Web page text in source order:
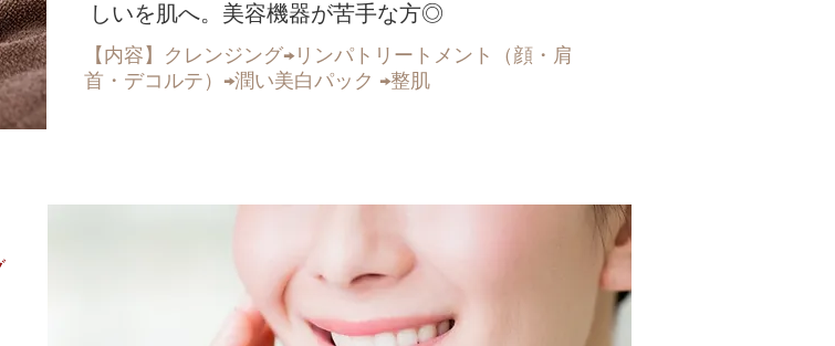
しいを肌へ。美容機器が苦手な方◎
【内容】クレンジング→リンパトリートメント（顔・肩
首・デコルテ）→潤い美白パック →整肌